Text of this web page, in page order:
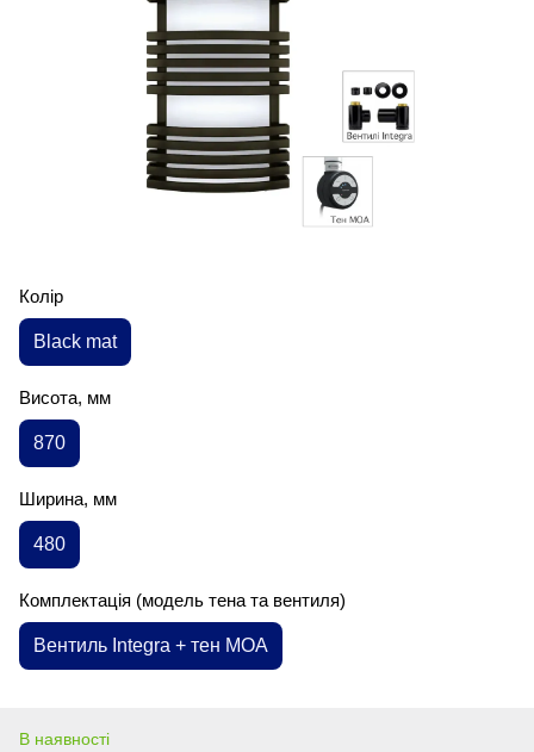
Колір
Black mat
Висота, мм
870
Ширина, мм
480
Комплектація (модель тена та вентиля)
Вентиль Integra + тен MOA
В наявності